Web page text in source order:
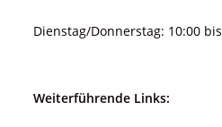
Dienstag/Donnerstag: 10:00
Weiterführende Links: